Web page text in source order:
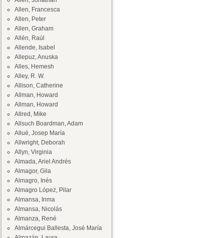
Allen, Francesca
Allen, Peter
Allen, Graham
Allén, Raúl
Allende, Isabel
Allepuz, Anuska
Alles, Hemesh
Alley, R. W.
Allison, Catherine
Allman, Howard
Allman, Howard
Allred, Mike
Allsuch Boardman, Adam
Allué, Josep María
Allwright, Deborah
Allyn, Virginia
Almada, Ariel Andrés
Almagor, Gila
Almagro, Inés
Almagro López, Pilar
Almansa, Inma
Almansa, Nicolás
Almanza, René
Almárcegui Ballesta, José María